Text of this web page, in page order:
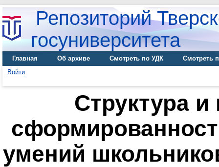
Репозиторий
госуниверситета
Главная Об архиве Смотреть по УДК
Смотреть
Войти
Структура и
умений